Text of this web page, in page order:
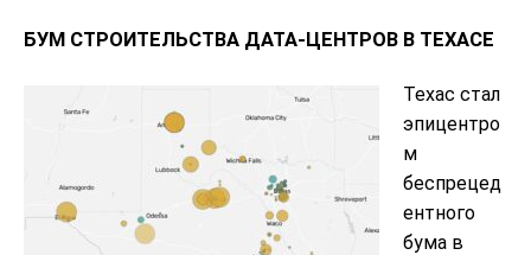
БУМ СТРОИТЕЛЬСТВА ДАТА-ЦЕНТРОВ В ТЕХАСЕ
Техас стал
эпицентро
м
беспрецед
ентного
бума в